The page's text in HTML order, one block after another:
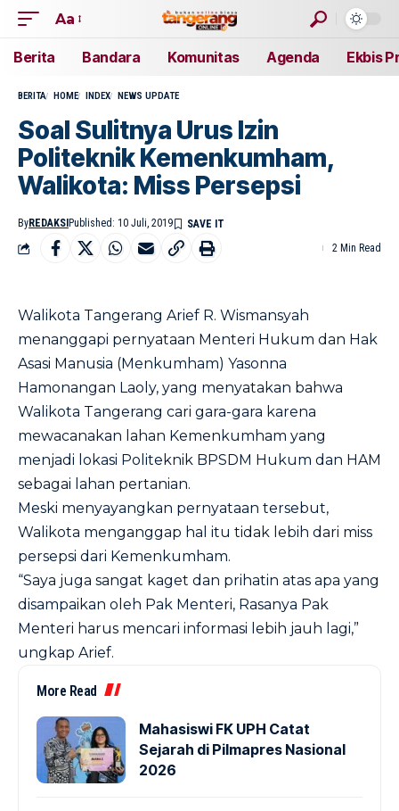
Aa
Berita Bandara Komunitas Agenda Ekbis
BERITA HOME INDEX NEWS UPDATE
Soal Sulitnya Urus Izin
Politeknik Kemenkumham,
Walikota: Miss Persepsi
ByREDAKSI Published: 10 Juli, 2019
2 Min Read
Walikota Tangerang Arief R. Wismansyah
menanggapi pernyataan Menteri Hukum dan Hak
Asasi Manusia (Menkumham) Yasonna
Hamonangan Laoly, yang menyatakan bahwa
Walikota Tangerang cari gara-gara karena
mewacanakan lahan Kemenkumham yang
menjadi lokasi Politeknik BPSDM Hukum dan HAM
sebagai lahan pertanian.
Meski menyayangkan pernyataan tersebut,
Walikota menganggap hal itu tidak lebih dari miss
persepsi dari Kemenkumham.
“Saya juga sangat kaget dan prihatin atas apa yang
disampaikan oleh Pak Menteri, Rasanya Pak
Menteri harus mencari informasi lebih jauh lagi,”
ungkap Arief.
More Read
Mahasiswi FK UPH Catat
Sejarah di Pilmapres Nasional
2026